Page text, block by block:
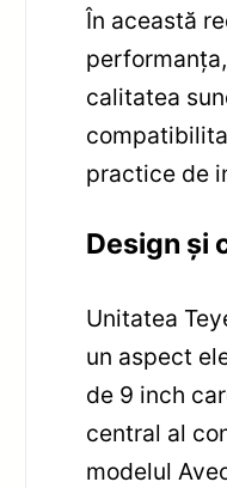
În această
calitatea
practice de
Design și
Unitatea
un aspect
de 9 inch
central al
modelul